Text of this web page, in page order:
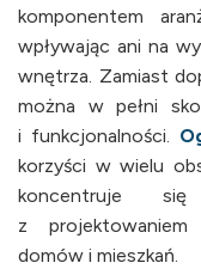
komponentem
wpływając ani na
wnętrza. Zamiast
można w pełni
i funkcjonalności.
korzyści w wielu
koncentruje
z
domów i mieszkań.